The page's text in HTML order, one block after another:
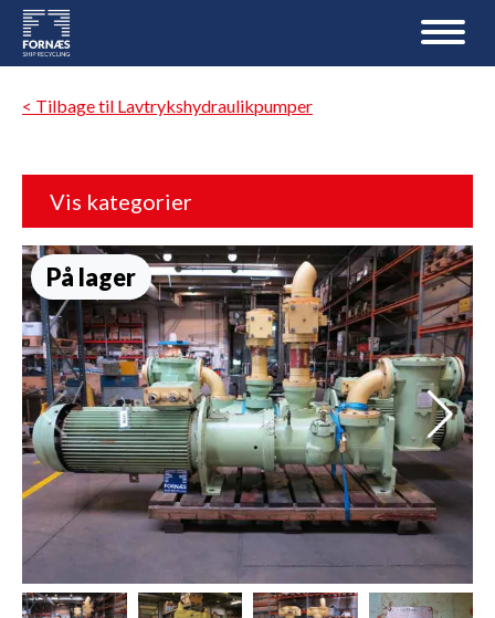
< Tilbage til Lavtrykshydraulikpumper
Vis kategorier
På lager